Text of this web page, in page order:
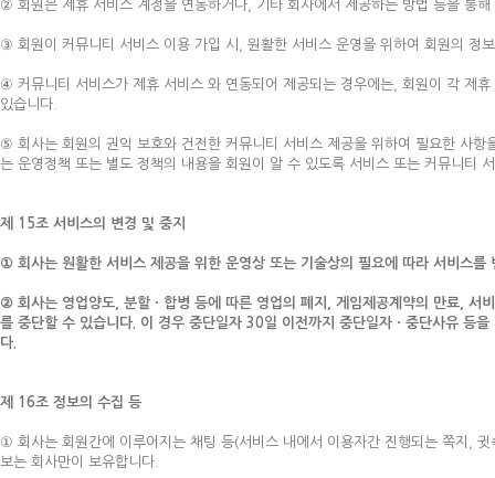
② 회원은 제휴 서비스 계정을 연동하거나, 기타 회사에서 제공하는 방법 등을 통
③ 회원이 커뮤니티 서비스 이용 가입 시, 원활한 서비스 운영을 위하여 회원의 정
④ 커뮤니티 서비스가 제휴 서비스 와 연동되어 제공되는 경우에는, 회원이 각 제
있습니다.
⑤ 회사는 회원의 권익 보호와 건전한 커뮤니티 서비스 제공을 위하여 필요한 사
는 운영정책 또는 별도 정책의 내용을 회원이 알 수 있도록 서비스 또는 커뮤니티
제 15조 서비스의 변경 및 중지
① 회사는 원활한 서비스 제공을 위한 운영상 또는 기술상의 필요에 따라 서비스
② 회사는 영업양도, 분할ㆍ합병 등에 따른 영업의 폐지, 게임제공계약의 만료, 서
를 중단할 수 있습니다. 이 경우 중단일자 30일 이전까지 중단일자ㆍ중단사유 등
다.
제 16조 정보의 수집 등
① 회사는 회원간에 이루어지는 채팅 등(서비스 내에서 이용자간 진행되는 쪽지,
보는 회사만이 보유합니다.